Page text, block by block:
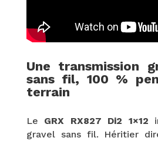
Une transmission
sans fil, 100 %
terrain
Le GRX RX827 Di2 1×12
gravel sans fil. Héritier